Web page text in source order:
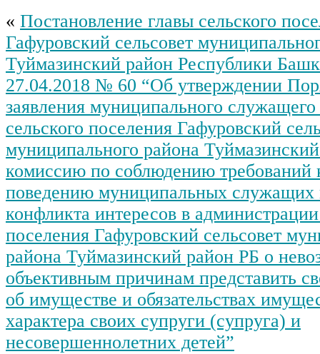
« Постановление главы сельского
Гафуровский сельсовет
Туймазинский район Республики
27.04.2018 № 60 “Об утверждении
заявления муниципального
сельского поселения Гафуровский
муниципального района
комиссию по соблюдению требований
поведению муниципальных служащих
конфликта интересов в администрации
поселения Гафуровский сельсовет
района Туймазинский район РБ о
объективным причинам представить
об имуществе и обязательствах
характера своих супруги (супруга) и
несовершеннолетних детей”